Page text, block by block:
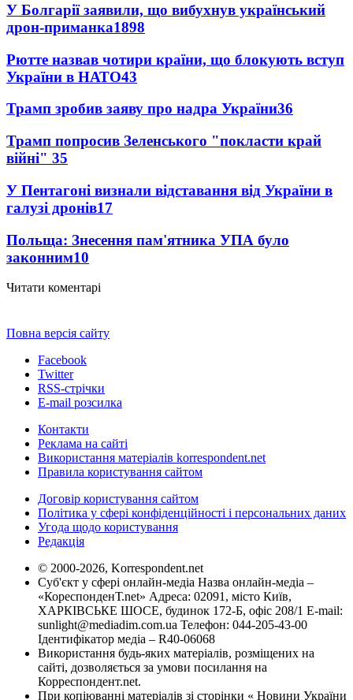
У Болгарії заявили, що вибухнув український
дрон-приманка1898
Рютте назвав чотири країни, що блокують вступ
України в НАТО43
Трамп зробив заяву про надра України36
Трамп попросив Зеленського "покласти край
війні" 35
У Пентагоні визнали відставання від України в
галузі дронів17
Польща: Знесення пам'ятника УПА було
законним10
Читати коментарі
Повна версія сайту
Facebook
Twitter
RSS-стрічки
E-mail розсилка
Контакти
Реклама на сайті
Використання матеріалів korrespondent.net
Правила користування сайтом
Договір користування сайтом
Політика у сфері конфіденційності і персональних даних
Угода щодо користування
Редакція
© 2000-2026, Korrespondent.net
Суб'єкт у сфері онлайн-медіа Назва онлайн-медіа –
«КореспонденТ.net» Адреса: 02091, місто Київ,
ХАРКІВСЬКЕ ШОСЕ, будинок 172-Б, офіс 208/1 E-mail:
sunlight@mediadim.com.ua Телефон: 044-205-43-00
Ідентифікатор медіа – R40-06068
Використання будь-яких матеріалів, розміщених на
сайті, дозволяється за умови посилання на
Корреспондент.net.
При копіюванні матеріалів зі сторінки « Новини України